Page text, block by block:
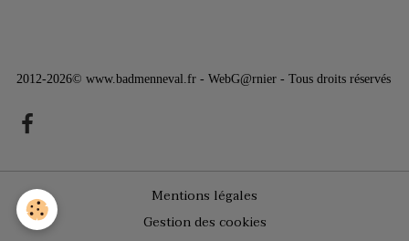
2012-2026© www.badmenneval.fr - WebG@rnier - Tous droits réservés
Mentions légales
Gestion des cookies